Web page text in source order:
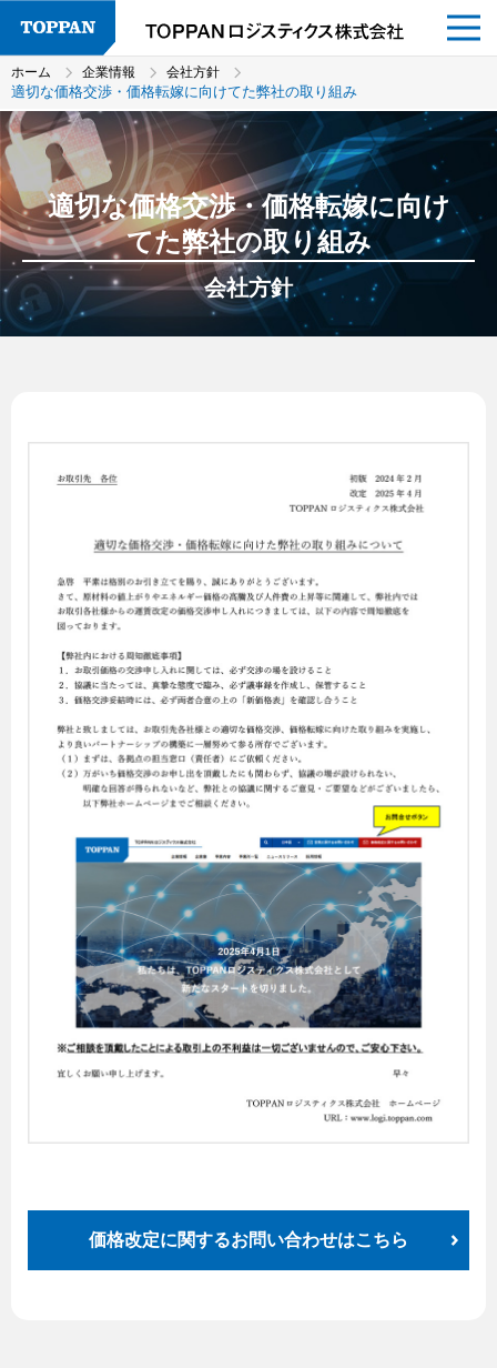
ホーム 企業情報 会社方針
適切な価格交渉・価格転嫁に向けてた弊社の取り組み
適切な価格交渉・価格転嫁に向け
てた弊社の取り組み
会社方針
価格改定に関するお問い合わせはこちら